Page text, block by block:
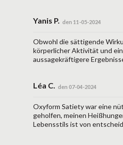
Yanis P. den 11-05-2024
Obwohl die sättigende
körperlicher Aktivität und
aussagekräftigere
Léa C. den 07-04-2024
Oxyform Satiety war eine
geholfen, meinen
Lebensstils ist von